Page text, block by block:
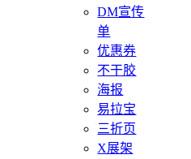
DM宣传
单
优惠券
不干胶
海报
易拉宝
三折页
X展架